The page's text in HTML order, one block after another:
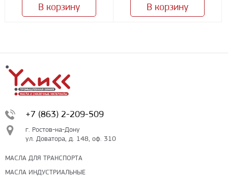
В корзину В корзину
+7 (863) 2-209-509
г. Ростов-на-Дону
ул. Доватора, д. 148, оф. 310
МАСЛА ДЛЯ ТРАНСПОРТА
МАСЛА ИНДУСТРИАЛЬНЫЕ